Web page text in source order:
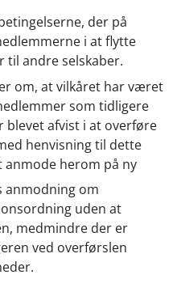
der på
i at flytte
til andre selskaber.
om, at vilkåret har været
som tidligere
blevet afvist i at overføre
henvisning til dette
herom på ny
anmodning om
uden at
medmindre der er
ved overførslen